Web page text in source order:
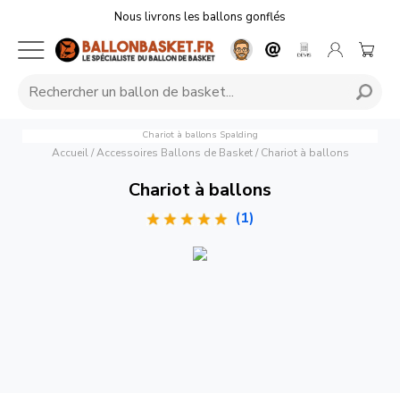
Nous livrons les ballons gonflés
Chariot à ballons Spalding
Accueil/ Accessoires Ballons de Basket/ Chariot à ballons
Chariot à ballons
(1)